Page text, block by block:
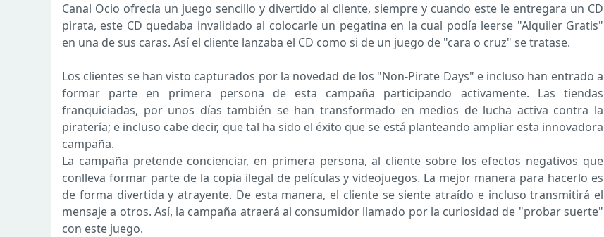
Canal Ocio ofrecía un juego sencillo y divertido al cliente, siempre y cuando este le entregara un CD
pirata, este CD quedaba invalidado al colocarle un pegatina en la cual podía leerse "Alquiler Gratis"
en una de sus caras. Así el cliente lanzaba el CD como si de un juego de "cara o cruz" se tratase.
Los clientes se han visto capturados por la novedad de los "Non-Pirate Days" e incluso han entrado a
formar parte en primera persona de esta campaña participando activamente. Las tiendas
franquiciadas, por unos días también se han transformado en medios de lucha activa contra la
piratería; e incluso cabe decir, que tal ha sido el éxito que se está planteando ampliar esta innovadora
campaña.
La campaña pretende concienciar, en primera persona, al cliente sobre los efectos negativos que
conlleva formar parte de la copia ilegal de películas y videojuegos. La mejor manera para hacerlo es
de forma divertida y atrayente. De esta manera, el cliente se siente atraído e incluso transmitirá el
mensaje a otros. Así, la campaña atraerá al consumidor llamado por la curiosidad de "probar suerte"
con este juego.